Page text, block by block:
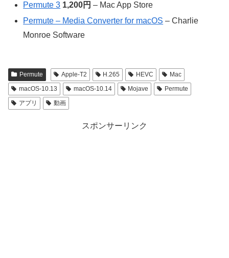
‎Permute 3 1,200円 – Mac App Store
Permute – Media Converter for macOS – Charlie
Monroe Software
Permute Apple-T2 H.265 HEVC
Mac
macOS-10.13
macOS-10.14 Mojave
Permute
アプリ
動画
スポンサーリンク